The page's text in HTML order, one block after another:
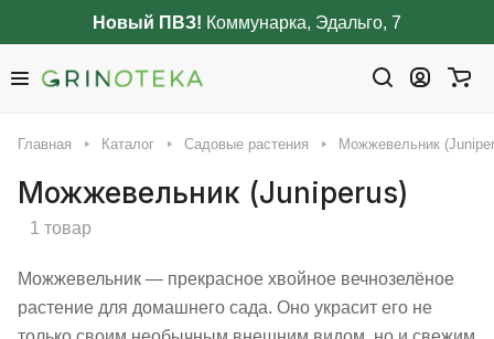
Новый ПВЗ! Коммунарка, Эдальго, 7
Главная Каталог Садовые растения Можжевельник
Можжевельник (Juniperus)
1 товар
Можжевельник — прекрасное хвойное вечнозелёное
растение для домашнего сада. Оно украсит его не